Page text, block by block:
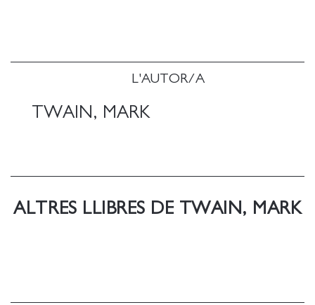
L'AUTOR/A
TWAIN, MARK
ALTRES LLIBRES DE TWAIN, MARK